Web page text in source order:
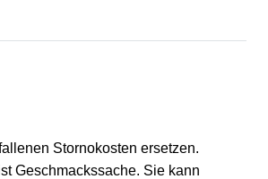
Stornokosten ersetzen.
Geschmackssache. Sie kann